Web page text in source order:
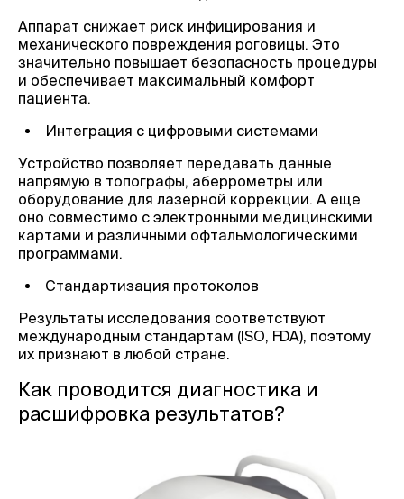
Аппарат снижает риск инфицирования и
механического повреждения роговицы. Это
значительно повышает безопасность процедуры
и обеспечивает максимальный комфорт
пациента.
Интеграция с цифровыми системами
Устройство позволяет передавать данные
напрямую в топографы, аберрометры или
оборудование для лазерной коррекции. А еще
оно совместимо с электронными медицинскими
картами и различными офтальмологическими
программами.
Стандартизация протоколов
Результаты исследования соответствуют
международным стандартам (ISO, FDA), поэтому
их признают в любой стране.
Как проводится диагностика и
расшифровка результатов?